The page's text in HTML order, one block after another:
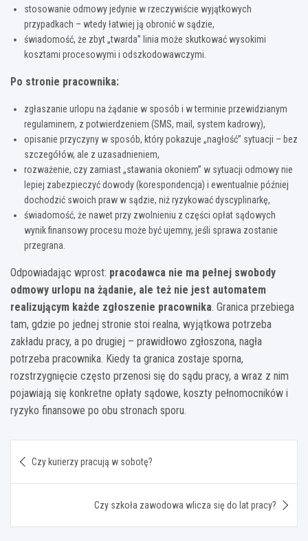
stosowanie odmowy jedynie w rzeczywiście wyjątkowych
przypadkach – wtedy łatwiej ją obronić w sądzie,
świadomość, że zbyt „twarda” linia może skutkować wysokimi
kosztami procesowymi i odszkodowawczymi.
Po stronie pracownika:
zgłaszanie urlopu na żądanie w sposób i w terminie przewidzianym
regulaminem, z potwierdzeniem (SMS, mail, system kadrowy),
opisanie przyczyny w sposób, który pokazuje „nagłość” sytuacji – bez
szczegółów, ale z uzasadnieniem,
rozważenie, czy zamiast „stawania okoniem” w sytuacji odmowy nie
lepiej zabezpieczyć dowody (korespondencja) i ewentualnie później
dochodzić swoich praw w sądzie, niż ryzykować dyscyplinarkę,
świadomość, że nawet przy zwolnieniu z części opłat sądowych
wynik finansowy procesu może być ujemny, jeśli sprawa zostanie
przegrana.
Odpowiadając wprost: pracodawca nie ma pełnej swobody
odmowy urlopu na żądanie, ale też nie jest automatem
realizującym każde zgłoszenie pracownika. Granica przebiega
tam, gdzie po jednej stronie stoi realna, wyjątkowa potrzeba
zakładu pracy, a po drugiej – prawidłowo zgłoszona, nagła
potrzeba pracownika. Kiedy ta granica zostaje sporna,
rozstrzygnięcie często przenosi się do sądu pracy, a wraz z nim
pojawiają się konkretne opłaty sądowe, koszty pełnomocników i
ryzyko finansowe po obu stronach sporu.
wpisu
Czy kurierzy pracują w sobotę?
Czy szkoła zawodowa wlicza się do lat pracy?